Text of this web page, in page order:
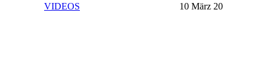
VIDEOS 10 März 20